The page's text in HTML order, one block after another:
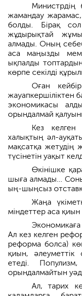
Министрдің
жамандау
болды. Бірақ
жұдырықтай
алмады. Оның
аса маңызды
ықпалды
көрпе секілді
Оған кейбір
жауапкершіліктен
экономикасы
орындалмай
Кез
халықтың әл-
мақсатқа жетудің
түсінетін уақыт
Өкінішке
шыға алмады…
ың-шыңсыз
Жаңа
міндеттер аса
Экономикаға
Ал кез келген
реформа болса)
қиын,
етеді.
орындалмайтын
Ал, тарих